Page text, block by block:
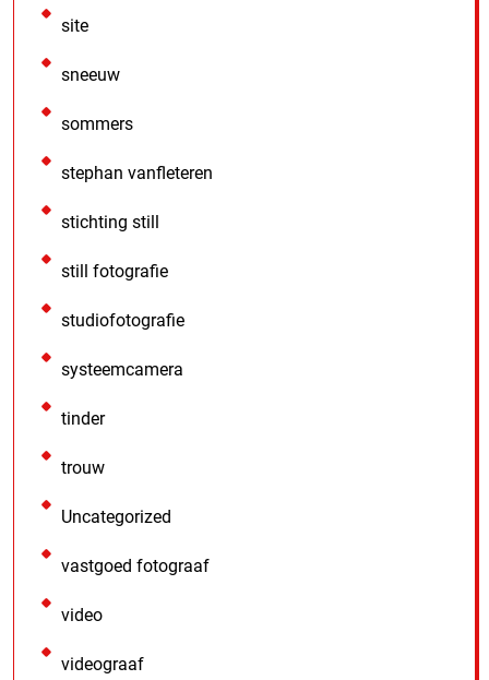
site
sneeuw
sommers
stephan vanfleteren
stichting still
still fotografie
studiofotografie
systeemcamera
tinder
trouw
Uncategorized
vastgoed fotograaf
video
videograaf